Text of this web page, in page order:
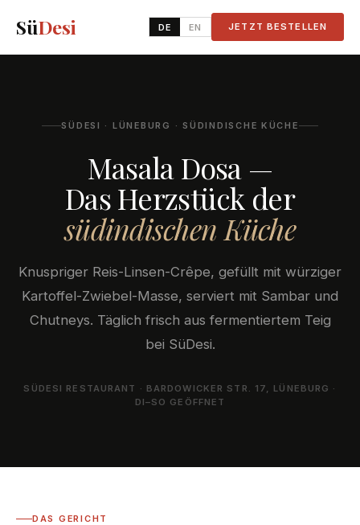
SüDesi DE EN JETZT BESTELLEN
SÜDESI · LÜNEBURG · SÜDINDISCHE KÜCHE
Masala Dosa —
Das Herzstück der
südindischen Küche
Knuspriger Reis-Linsen-Crêpe, gefüllt mit würziger
Kartoffel-Zwiebel-Masse, serviert mit Sambar und
Chutneys. Täglich frisch aus fermentiertem Teig
bei SüDesi.
SÜDESI RESTAURANT · BARDOWICKER STR. 17, LÜNEBURG ·
DI–SO GEÖFFNET
DAS GERICHT